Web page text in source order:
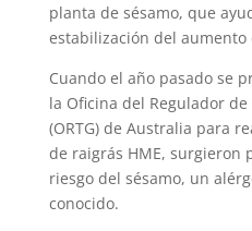
planta de sésamo, que
estabilización del aumento
Cuando el año pasado se
la Oficina del Regulador
(ORTG) de Australia para
de raigrás HME, surgieron
riesgo del sésamo, un
conocido.